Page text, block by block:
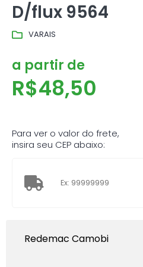
D/flux 9564
VARAIS
a partir de
R$48,50
Para ver o valor do frete,
insira seu CEP abaixo:
Redemac Camobi